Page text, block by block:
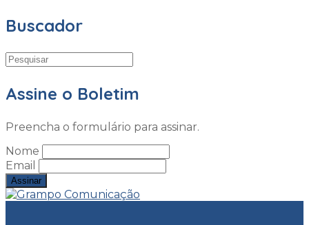
Buscador
Assine o Boletim
Preencha o formulário para assinar.
Nome
Email